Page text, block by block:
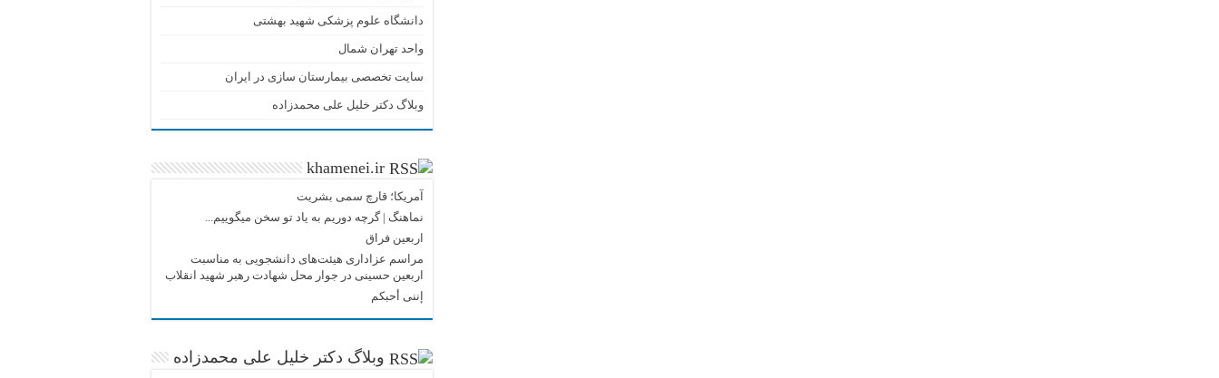
دانشگاه علوم پزشکی شهید بهشتی
واحد تهران شمال
سایت تخصصی بیمارستان سازی در ایران
وبلاگ دکتر خلیل علی محمدزاده
khamenei.ir
آمریکا؛ قارچ سمی بشریت
نماهنگ |‌ گرچه دوریم به یاد تو سخن میگوییم...
اربعین فراق
مراسم عزاداری هیئت‌های دانشجویی به مناسبت
اربعین حسینی در جوار محل شهادت رهبر شهید انقلاب
إننی أحبکم
وبلاگ دکتر خلیل علی محمدزاده